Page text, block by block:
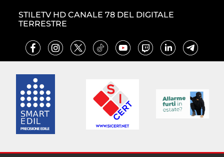
STILETV HD CANALE 78 DEL DIGITALE
TERRESTRE